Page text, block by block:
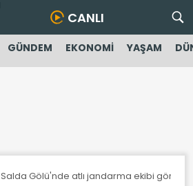
CANLI
GÜNDEM EKONOMİ YAŞAM
Salda Gölü'nde atlı jandarma ekibi göreve